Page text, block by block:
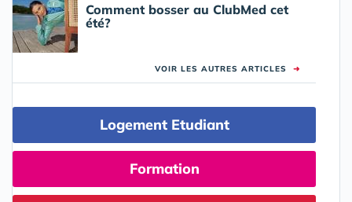
Comment bosser au ClubMed cet
été?
VOIR LES AUTRES ARTICLES ➜
Logement Etudiant
Formation